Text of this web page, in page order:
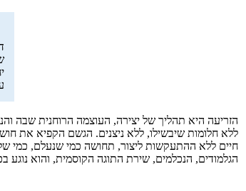
הזריעה היא תהליך של יצירה, העוצמה הרוחנית שבה
ללא חלומות שיבשילו, ללא ניצנים. הגשם הקפיא את
חיים ללא ההתעקשות ליצור, תחושה כמי שנעלם, כמי
הגלמודים, הנכלמים, שירת התוגה הקוסמית, והוא נוגע